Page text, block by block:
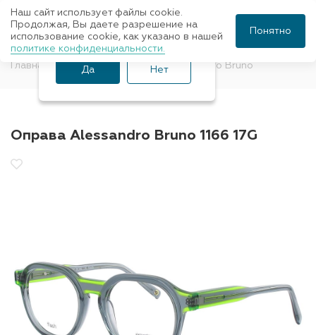
Главная Оправы для очков Alessandro Bruno
Оправа Alessandro Bruno 1166 17G
Ваш город Санкт-
Петербург?
Да Нет
Наш сайт использует файлы cookie.
Продолжая, Вы даете разрешение на
использование cookie, как указано в нашей
политике конфиденциальности.
Понятно